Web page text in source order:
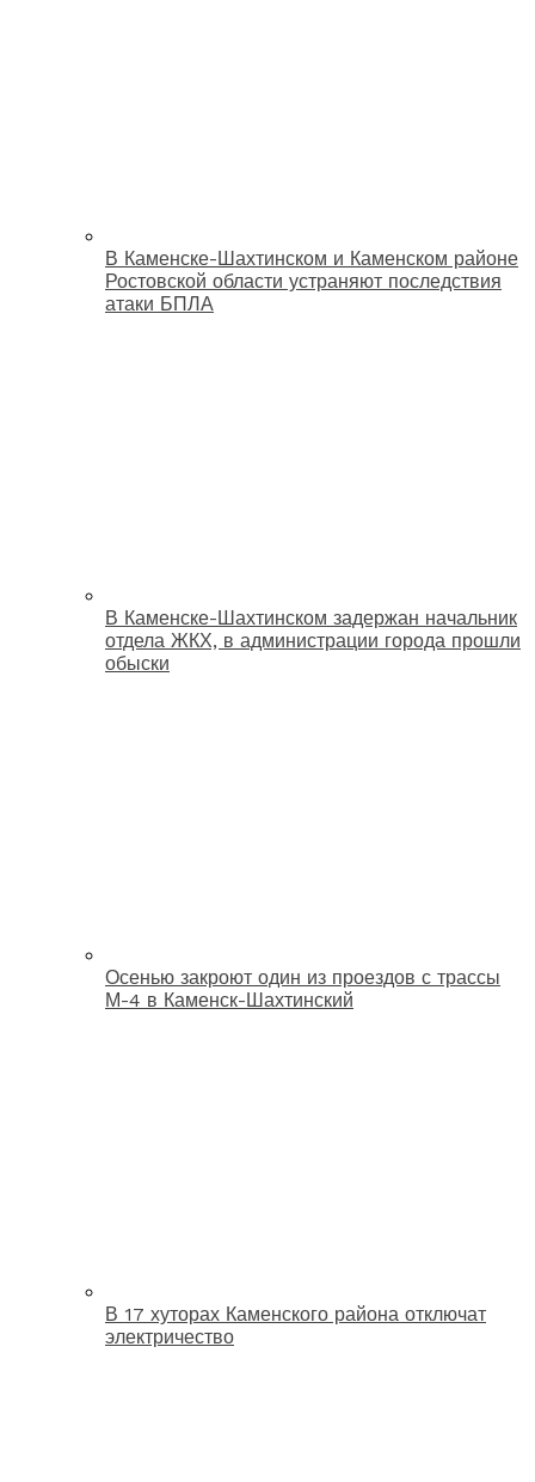
В Каменске-Шахтинском и Каменском районе
Ростовской области устраняют последствия
атаки БПЛА
В Каменске-Шахтинском задержан начальник
отдела ЖКХ, в администрации города прошли
обыски
Осенью закроют один из проездов с трассы
М-4 в Каменск-Шахтинский
В 17 хуторах Каменского района отключат
электричество